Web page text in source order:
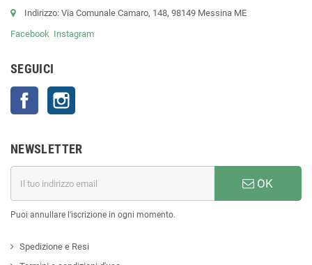
Indirizzo: Via Comunale Camaro, 148, 98149 Messina ME
Facebook Instagram
SEGUICI
Facebook
NEWSLETTER
OK
Puoi annullare l'iscrizione in ogni momento.
Spedizione e Resi